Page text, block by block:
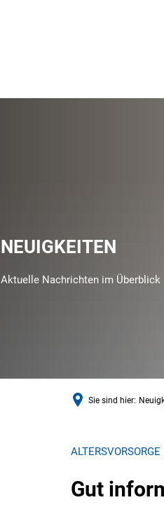
NEUIGKEITEN
Aktuelle Nachrichten im Überblick
Sie sind hier:
ALTERSVORSORGE
Gut